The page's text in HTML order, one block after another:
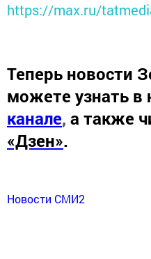
https://max.ru/
Теперь новости
можете узнать
канале, а также
«Дзен».
Новости СМИ2